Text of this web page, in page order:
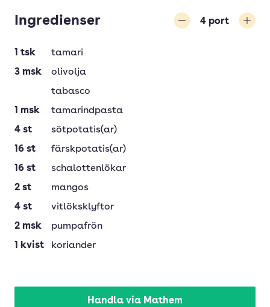
Ingredienser 4 port
1 tsk
tamari
3 msk
olivolja
tabasco
1 msk
tamarindpasta
4 st
sötpotatis(ar)
16 st
färskpotatis(ar)
16 st
schalottenlökar
2 st
mangos
4 st
vitlöksklyftor
2 msk
pumpafrön
1
kvist koriander
Handla via Mathem